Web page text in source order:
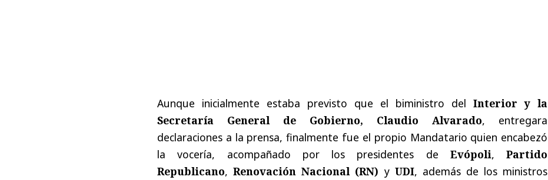
Aunque inicialmente estaba previsto que el biministro delInterior y la
Secretaría General de Gobierno, Claudio Alvarado, entregara
declaraciones a la prensa, finalmente fue el propio Mandatario quien encabezó
la vocería, acompañado por los presidentes deEvópoli,Partido
Republicano,Renovación Nacional (RN) y UDI, además de los ministros